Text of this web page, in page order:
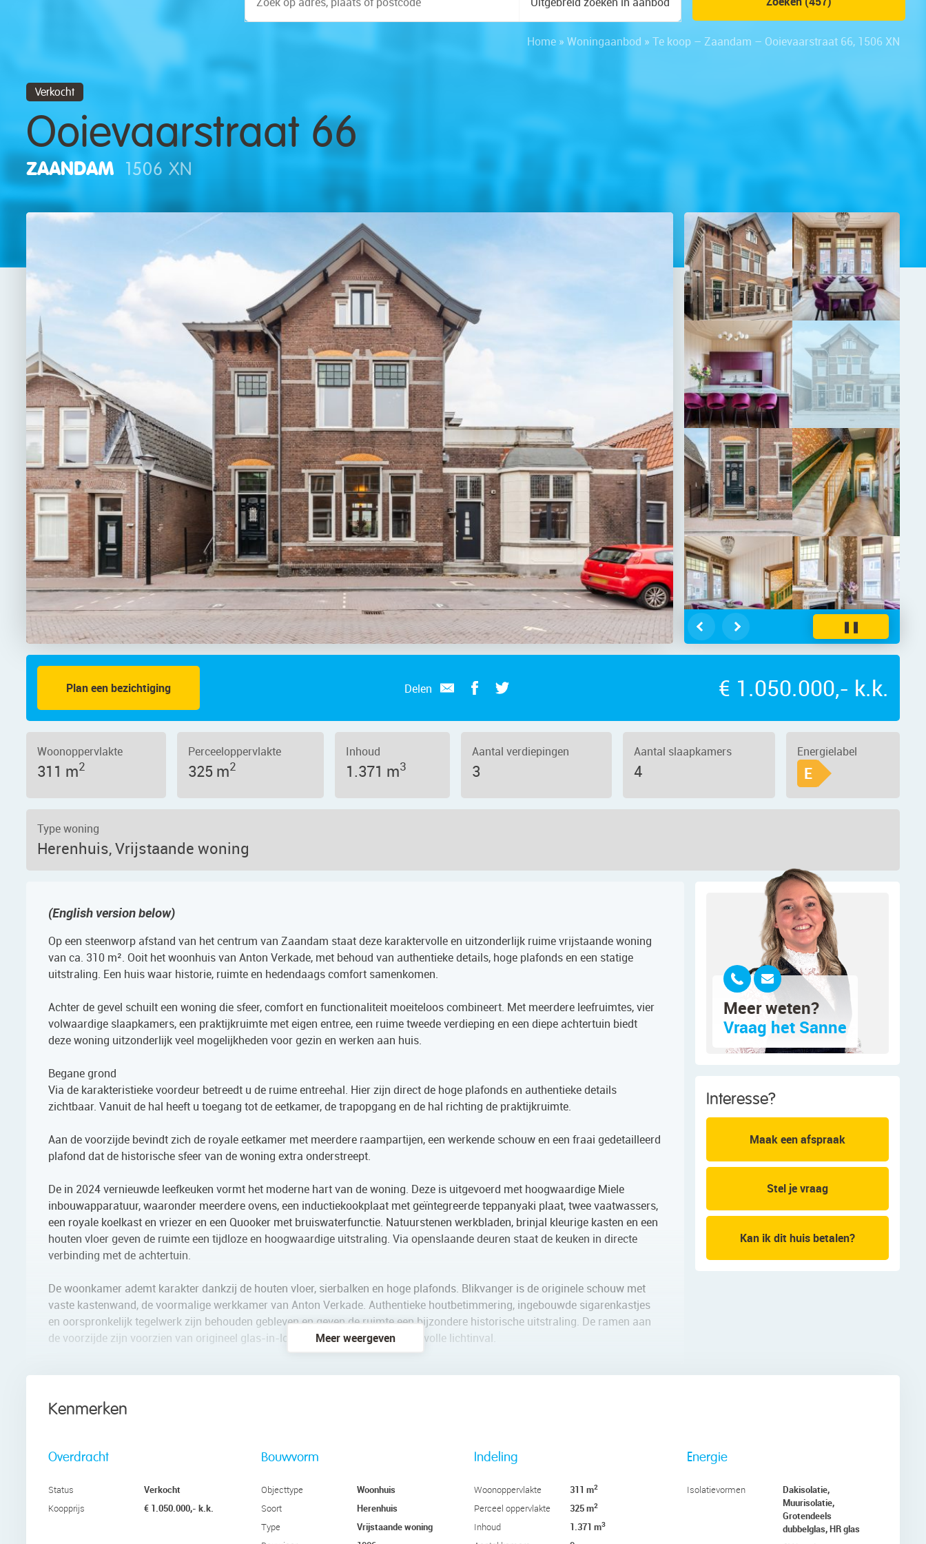
Home » Woningaanbod » Te koop – Zaandam – Ooievaarstraat 66, 1506 XN
Verkocht
Ooievaarstraat 66
ZAANDAM 1506 XN
66, 1506 XN – Foto 3
❚❚
Plan een bezichtiging Delen € 1.050.000,- k.k.
Woonoppervlakte
311 m2
Perceeloppervlakte
325 m2
Inhoud
1.371 m3
Aantal verdiepingen
3
Aantal slaapkamers
4
Energielabel
E
Type woning
Herenhuis, Vrijstaande woning
(English version below)
Op een steenworp afstand van het centrum van Zaandam staat deze karaktervolle en uitzonderlijk ruime vrijstaande woning
van ca. 310 m². Ooit het woonhuis van Anton Verkade, met behoud van authentieke details, hoge plafonds en een statige
uitstraling. Een huis waar historie, ruimte en hedendaags comfort samenkomen.
Achter de gevel schuilt een woning die sfeer, comfort en functionaliteit moeiteloos combineert. Met meerdere leefruimtes, vier
volwaardige slaapkamers, een praktijkruimte met eigen entree, een ruime tweede verdieping en een diepe achtertuin biedt
deze woning uitzonderlijk veel mogelijkheden voor gezin en werken aan huis.
Begane grond
Via de karakteristieke voordeur betreedt u de ruime entreehal. Hier zijn direct de hoge plafonds en authentieke details
zichtbaar. Vanuit de hal heeft u toegang tot de eetkamer, de trapopgang en de hal richting de praktijkruimte.
Aan de voorzijde bevindt zich de royale eetkamer met meerdere raampartijen, een werkende schouw en een fraai gedetailleerd
plafond dat de historische sfeer van de woning extra onderstreept.
De in 2024 vernieuwde leefkeuken vormt het moderne hart van de woning. Deze is uitgevoerd met hoogwaardige Miele
inbouwapparatuur, waaronder meerdere ovens, een inductiekookplaat met geïntegreerde teppanyaki plaat, twee vaatwassers,
een royale koelkast en vriezer en een Quooker met bruiswaterfunctie. Natuurstenen werkbladen, brinjal kleurige kasten en een
houten vloer geven de ruimte een tijdloze en hoogwaardige uitstraling. Via openslaande deuren staat de keuken in directe
verbinding met de achtertuin.
De woonkamer ademt karakter dankzij de houten vloer, sierbalken en hoge plafonds. Blikvanger is de originele schouw met
vaste kastenwand, de voormalige werkkamer van Anton Verkade. Authentieke houtbetimmering, ingebouwde sigarenkastjes
en oorspronkelijk tegelwerk zijn behouden gebleven en geven de ruimte een bijzondere historische uitstraling. De ramen aan
de voorzijde zijn voorzien van origineel glas-in-lood, wat zorgt voor een sfeervolle lichtinval.
wasmachine- en drogeraansluiting.
Eerste verdieping
Via de trap bereikt u de ruime overloop van de eerste verdieping. De hal is volledig geïsoleerd en voorzien van nieuwe kozijnen
met isolerend dubbel glas. Hier bevindt zich tevens een tweede wasmachineaansluiting.
Meer weergeven
Meer weten?
Vraag het Sanne
Interesse?
Maak een afspraak
Stel je vraag
Kan ik dit huis betalen?
Kenmerken
Overdracht
Status Verkocht
Koopprijs € 1.050.000,- k.k.
Bouwvorm
Objecttype Woonhuis
Soort Herenhuis
Type Vrijstaande woning
Indeling
Woonoppervlakte 311 m2
Perceel oppervlakte 325 m2
Inhoud 1.371 m3
Energie
Isolatievormen
Dakisolatie,
Muurisolatie,
Grotendeels
dubbelglas, HR glas